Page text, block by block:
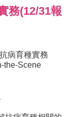
務(12/31報
病育種實務
the-Scene